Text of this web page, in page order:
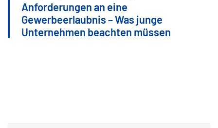
Anforderungen an eine
Gewerbeerlaubnis – Was junge
Unternehmen beachten müssen